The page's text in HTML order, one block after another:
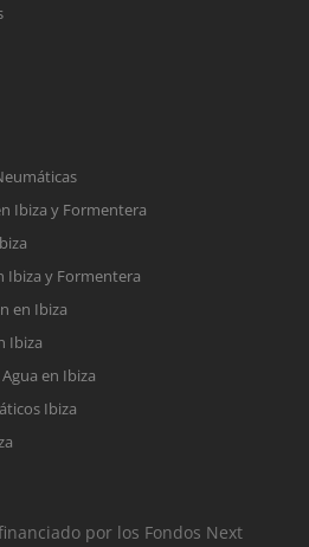
Ibiza y Formentera
Ibiza y Formentera
en Ibiza
Ibiza
en Ibiza
Ibiza
por los Fondos Next